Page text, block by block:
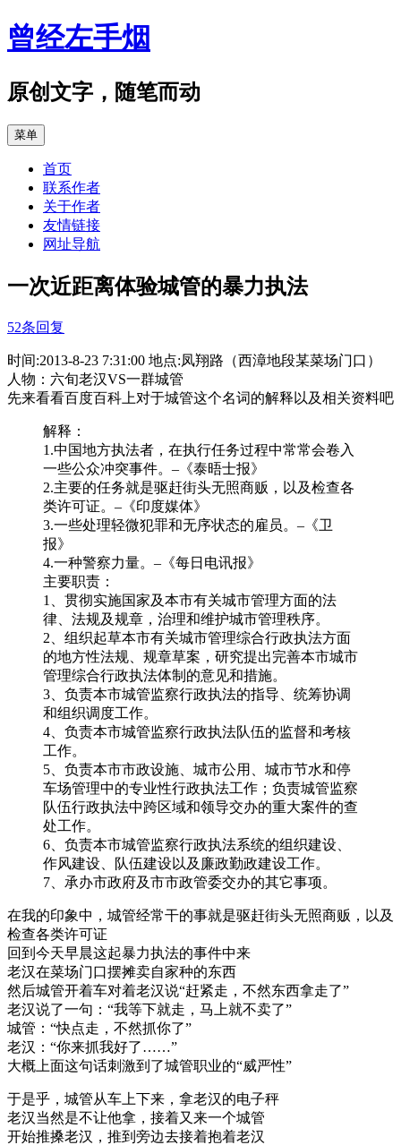
跳
至
文
曾经左手烟
原创文字，随笔而动
菜单
首页
联系作者
关于作者
友情链接
网址导航
一次近距离体验城管的暴力执法
52条回复
时间:2013-8-23 7:31:00 地点:凤翔路（西漳地段某菜场门口）
人物：六旬老汉VS一群城管
先来看看百度百科上对于城管这个名词的解释以及相关资料吧
解释：
1.中国地方执法者，在执行任务过程中常常会卷入
一些公众冲突事件。–《泰晤士报》
2.主要的任务就是驱赶街头无照商贩，以及检查各
类许可证。–《印度媒体》
3.一些处理轻微犯罪和无序状态的雇员。–《卫
报》
4.一种警察力量。–《每日电讯报》
主要职责：
1、贯彻实施国家及本市有关城市管理方面的法
律、法规及规章，治理和维护城市管理秩序。
2、组织起草本市有关城市管理综合行政执法方面
的地方性法规、规章草案，研究提出完善本市城市
管理综合行政执法体制的意见和措施。
3、负责本市城管监察行政执法的指导、统筹协调
和组织调度工作。
4、负责本市城管监察行政执法队伍的监督和考核
工作。
5、负责本市市政设施、城市公用、城市节水和停
车场管理中的专业性行政执法工作；负责城管监察
队伍行政执法中跨区域和领导交办的重大案件的查
处工作。
6、负责本市城管监察行政执法系统的组织建设、
作风建设、队伍建设以及廉政勤政建设工作。
7、承办市政府及市市政管委交办的其它事项。
在我的印象中，城管经常干的事就是驱赶街头无照商贩，以及
检查各类许可证
回到今天早晨这起暴力执法的事件中来
老汉在菜场门口摆摊卖自家种的东西
然后城管开着车对着老汉说“赶紧走，不然东西拿走了”
老汉说了一句：“我等下就走，马上就不卖了”
城管：“快点走，不然抓你了”
老汉：“你来抓我好了……”
大概上面这句话刺激到了城管职业的“威严性”
于是乎，城管从车上下来，拿老汉的电子秤
老汉当然是不让他拿，接着又来一个城管
开始推搡老汉，推到旁边去接着抱着老汉